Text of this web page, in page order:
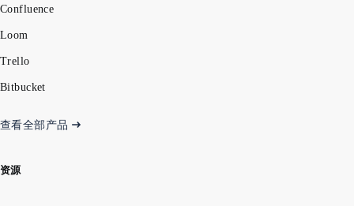
Confluence
Loom
Trello
Bitbucket
查看全部产品
资源